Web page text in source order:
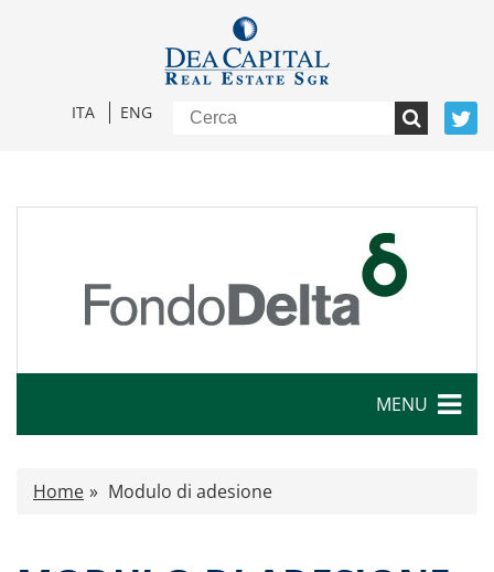
ITA ENG
MENU
Caratteristiche
Home Modulo di adesione